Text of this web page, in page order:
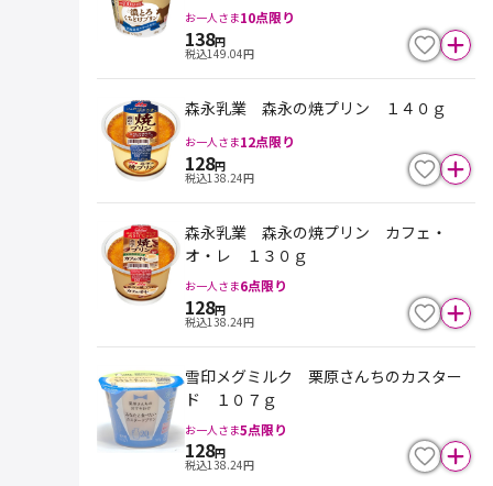
お一人さま10点限り
138円
税込149.04円
森永乳業 森永の焼プリン １４０ｇ
お一人さま12点限り
128円
税込138.24円
森永乳業 森永の焼プリン カフェ・
オ・レ １３０ｇ
お一人さま6点限り
128円
税込138.24円
雪印メグミルク 栗原さんちのカスター
ド １０７ｇ
お一人さま5点限り
128円
税込138.24円